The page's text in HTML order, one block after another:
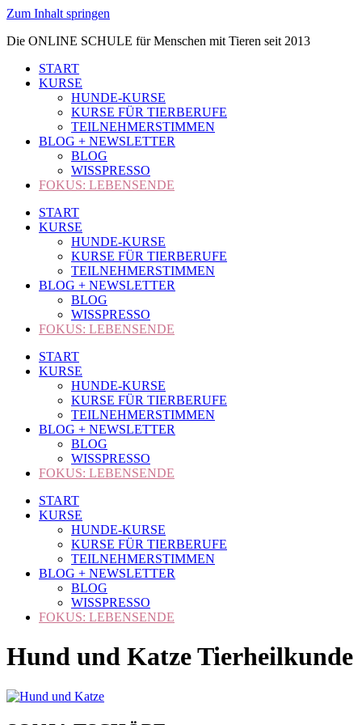
Zum Inhalt springen
Die ONLINE SCHULE für Menschen mit Tieren seit 2013
START
KURSE
HUNDE-KURSE
KURSE FÜR TIERBERUFE
TEILNEHMERSTIMMEN
BLOG + NEWSLETTER
BLOG
WISSPRESSO
FOKUS: LEBENSENDE
START
KURSE
HUNDE-KURSE
KURSE FÜR TIERBERUFE
TEILNEHMERSTIMMEN
BLOG + NEWSLETTER
BLOG
WISSPRESSO
FOKUS: LEBENSENDE
START
KURSE
HUNDE-KURSE
KURSE FÜR TIERBERUFE
TEILNEHMERSTIMMEN
BLOG + NEWSLETTER
BLOG
WISSPRESSO
FOKUS: LEBENSENDE
START
KURSE
HUNDE-KURSE
KURSE FÜR TIERBERUFE
TEILNEHMERSTIMMEN
BLOG + NEWSLETTER
BLOG
WISSPRESSO
FOKUS: LEBENSENDE
Hund und Katze Tierheilkunde